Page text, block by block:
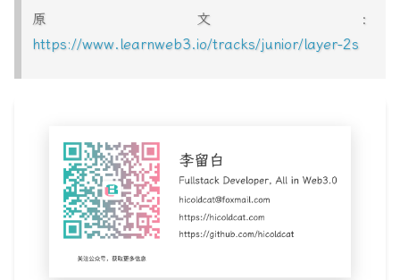
原文：
https://www.learnweb3.io/tracks/junior/layer-2s